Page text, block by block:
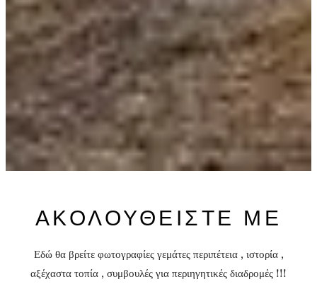
ΑΚΟΛΟΥΘΕΙΣΤΕ ΜΕ
Εδώ θα βρείτε φωτογραφίες γεμάτες περιπέτεια , ιστορία ,
αξέχαστα τοπία , συμβουλές για περιηγητικές διαδρομές !!!